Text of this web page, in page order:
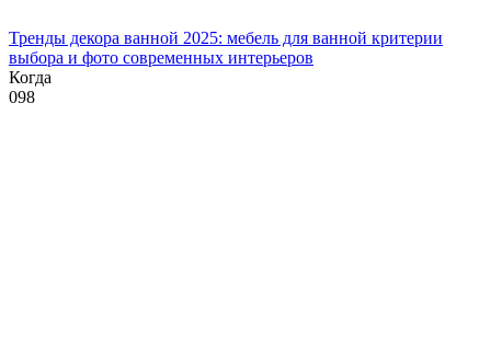
Тренды декора ванной 2025: мебель для ванной критерии
выбора и фото современных интерьеров
Когда
098